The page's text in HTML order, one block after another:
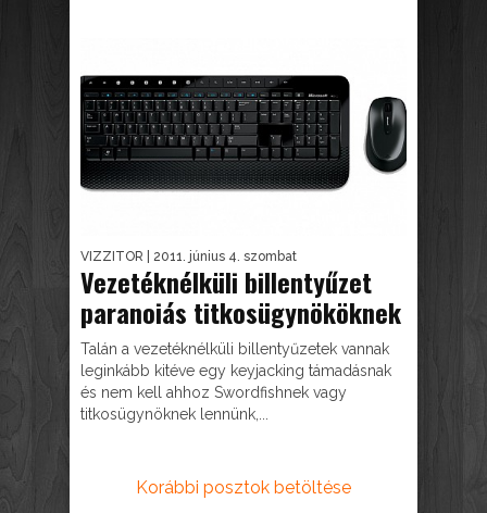
VIZZITOR | 2011. június 4. szombat
Vezetéknélküli billentyűzet
paranoiás titkosügynököknek
Talán a vezetéknélküli billentyűzetek vannak
leginkább kitéve egy keyjacking támadásnak
és nem kell ahhoz Swordfishnek vagy
titkosügynöknek lennünk,...
Korábbi posztok betöltése